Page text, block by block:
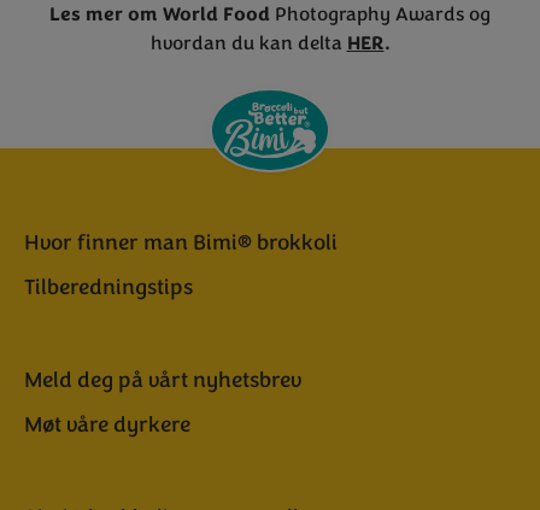
Les mer om World Food Photography Awards og
hvordan du kan deltaHER.
Hvor finner man Bimi® brokkoli
Tilberedningstips
Meld deg på vårt nyhetsbrev
Møt våre dyrkere